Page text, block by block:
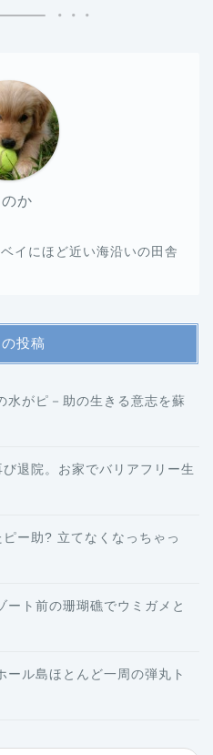
か
イにほど近い海沿いの田舎
投稿
水がピ－助の生きる意志を蘇
び退院。お家でバリアフリー生
ピー助? 立てなくなっちゃっ
ート前の珊瑚礁でウミガメと
ール島ほとんど一周の弾丸ト